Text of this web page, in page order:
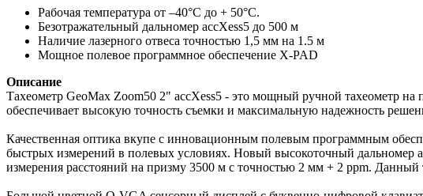
Рабочая температура от –40°C до + 50°C.
Безотражательный дальномер accXess5 до 500 м
Наличие лазерного отвеса точностью 1,5 мм на 1.5 м
Мощное полевое программное обеспечение X-PAD
Описание
Тахеометр GeoMax Zoom50 2" accXess5 - это мощный ручной тахеометр
обеспечивает высокую точность съемки и максимальную надежность
Качественная оптика вкупе с инновационным полевым программным
быстрых измерений в полевых условиях. Новый высокоточный дальномер
измерения расстояний на призму 3500 м с точностью 2 мм + 2 ppm. Данный